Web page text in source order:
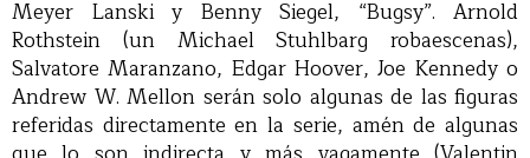
Meyer Lanski y Benny Siegel, “Bugsy”. Arnold
Rothstein (un Michael Stuhlbarg robaescenas),
Salvatore Maranzano, Edgar Hoover, Joe Kennedy o
Andrew W. Mellon serán solo algunas de las figuras
referidas directamente en la serie, amén de algunas